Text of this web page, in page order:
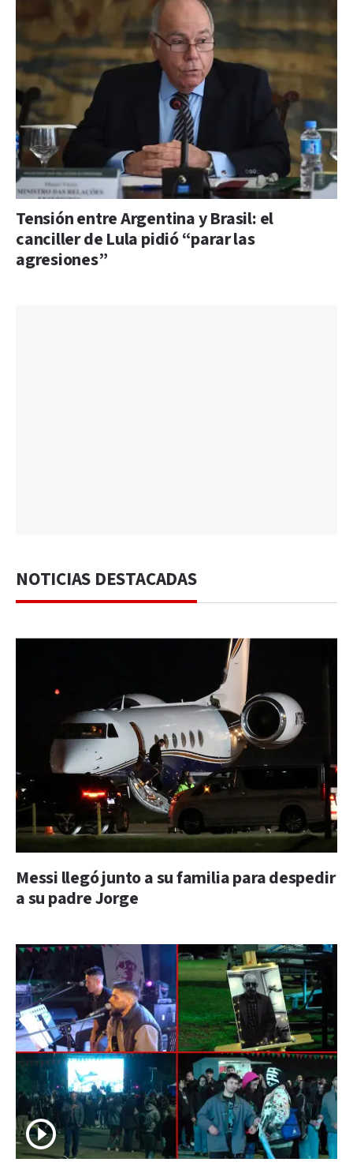
Tensión entre Argentina y Brasil: el
canciller de Lula pidió “parar las
agresiones”
NOTICIAS DESTACADAS
Messi llegó junto a su familia para despedir
a su padre Jorge